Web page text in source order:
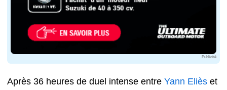
Publicité
Après 36 heures de duel intense entre Yann Eliès et